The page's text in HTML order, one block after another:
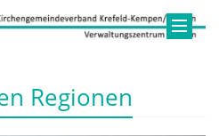
Regionen